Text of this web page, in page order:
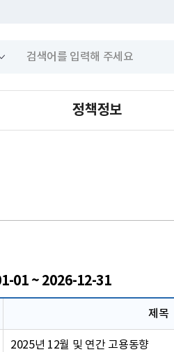
정책정보
01 ~ 2026-12-31
제목
2025년 12월 및 연간 고용동향